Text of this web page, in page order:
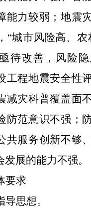
能力较弱；地震
“城市风险高、农
待改善，风险
工程地震安全性
减灾科普覆盖面
防范意识不强；
共服务创新不够
展的能力不强。
要求
导思想。